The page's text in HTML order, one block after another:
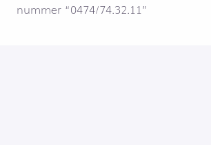
nummer “0474/74.32.11”